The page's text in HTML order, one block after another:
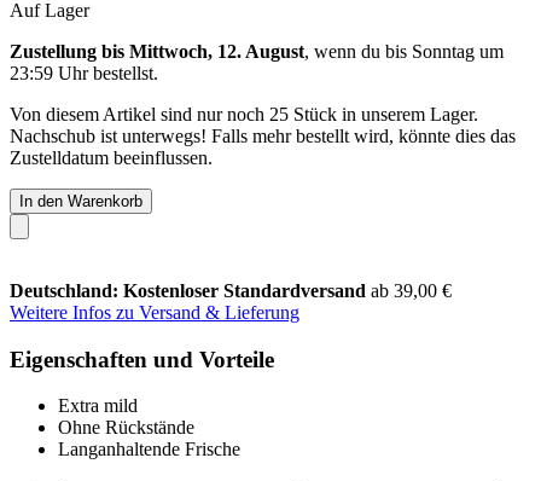
Auf Lager
Zustellung bis Mittwoch, 12. August, wenn du bis Sonntag um
23:59 Uhrbestellst.
Von diesem Artikel sind nur noch 25 Stück in unserem Lager.
Nachschub ist unterwegs! Falls mehr bestellt wird, könnte dies das
Zustelldatum beeinflussen.
In den Warenkorb
Deutschland: Kostenloser Standardversand ab 39,00 €
Weitere Infos zu Versand & Lieferung
Eigenschaften und Vorteile
Extra mild
Ohne Rückstände
Langanhaltende Frische